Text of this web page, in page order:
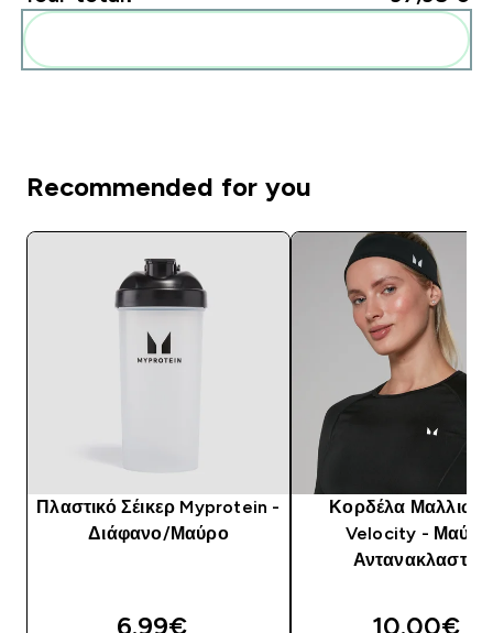
Recommended for you
Πλαστικό Σέικερ Myprotein -
Διάφανο/Μαύρο
6.99€‎
Κορδέλα Μαλλιών
Velocity -
Αντανακλαστικό
10.00€‎